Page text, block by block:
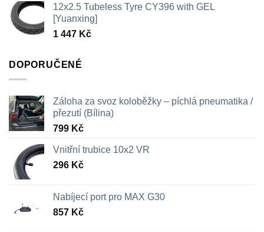
326 Kč
12x2.5 Tubeless Tyre CY396 with GEL
[Yuanxing]
1 447 Kč
DOPORUČENÉ
Záloha za svoz koloběžky – píchlá pneumatika /
přezutí (Bílina)
799 Kč
Vnitřní trubice 10x2 VR
296 Kč
Nabíjecí port pro MAX G30
857 Kč